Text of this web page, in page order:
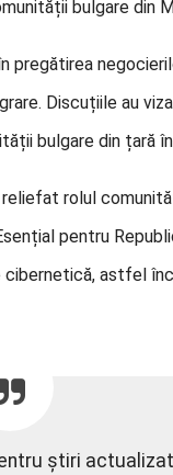
bulgare din
Discuțiile au
bulgare din țară
rolul
pentru
astfel
știri